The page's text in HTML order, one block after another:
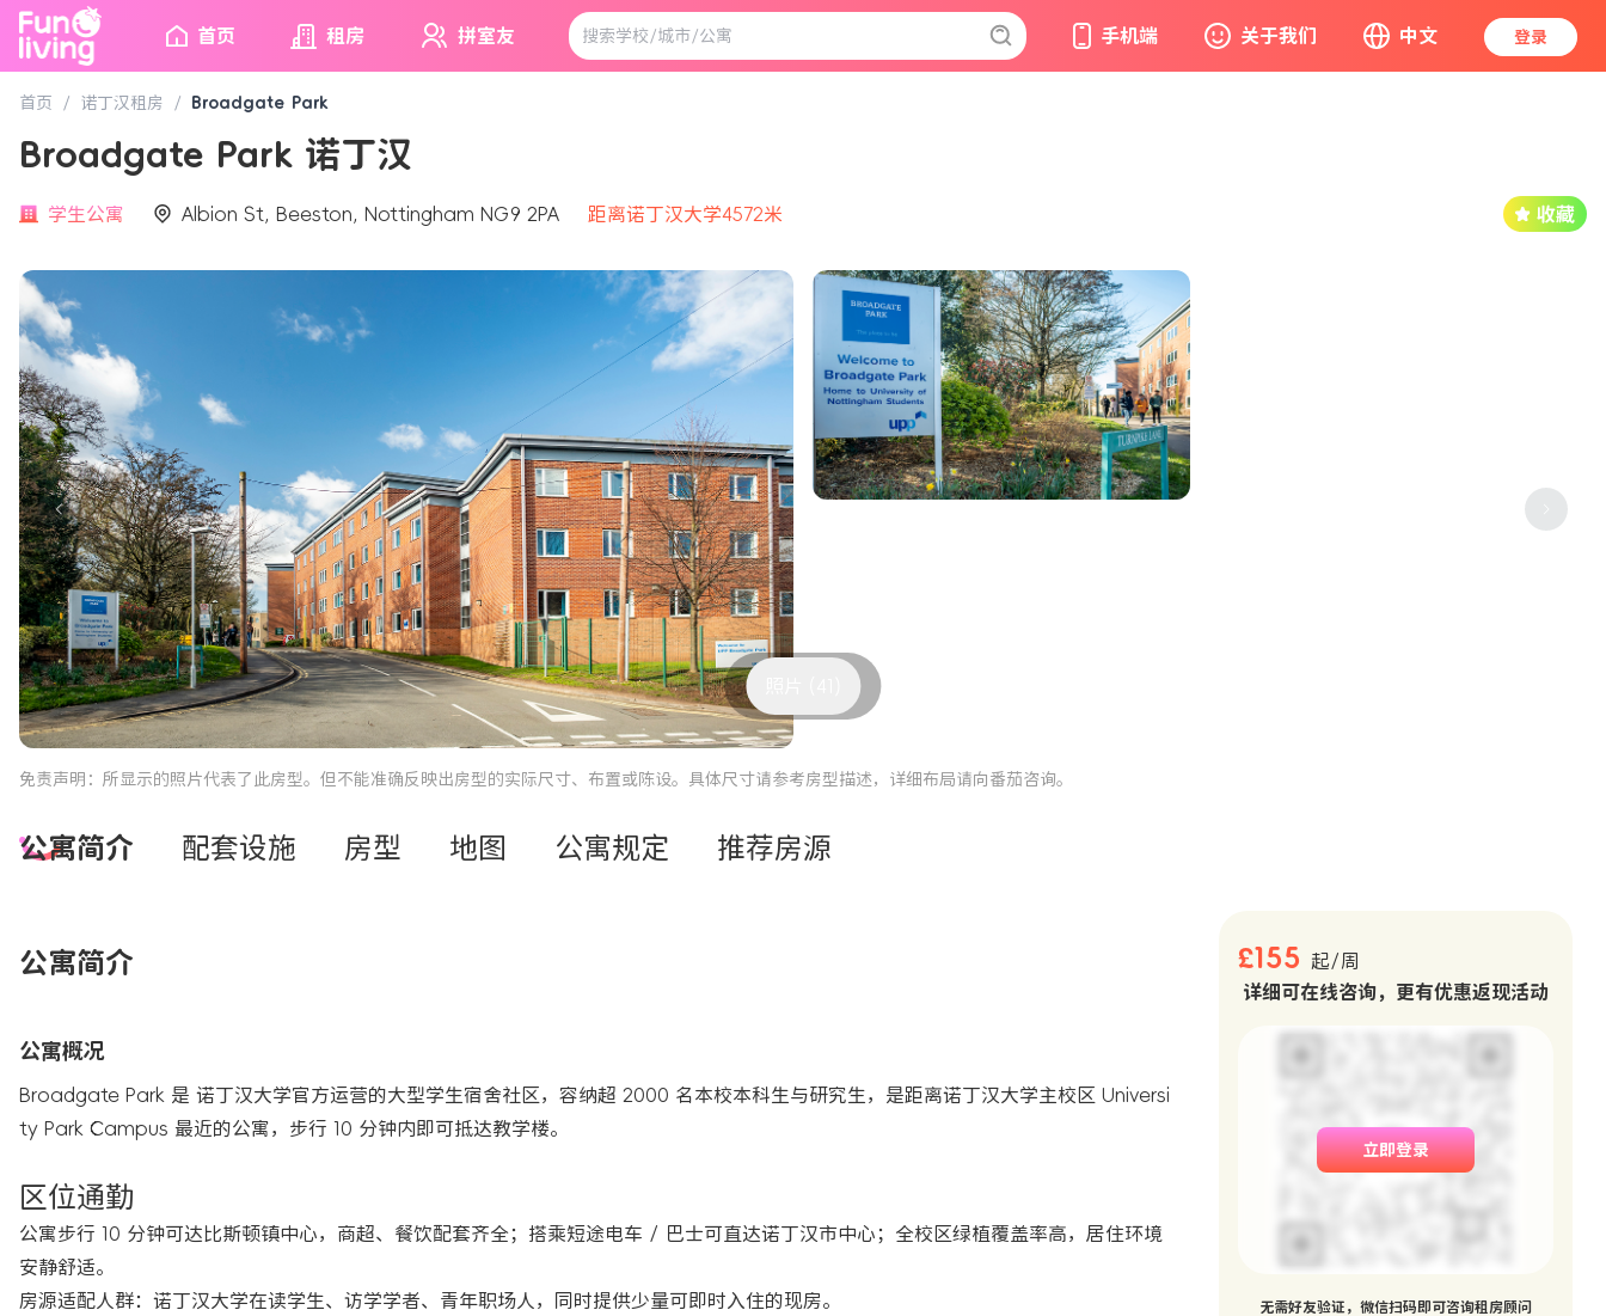
首页 租房 拼室友 手机端 关于我们 中文 登录
首页 / 诺丁汉租房 / Broadgate Park
Broadgate Park 诺丁汉
学生公寓 Albion St, Beeston, Nottingham NG9 2PA 距离诺丁汉大学4572米
免责声明：所显示的照片代表了此房型。但不能准确反映出房型的实际尺寸、布置或陈设。具体尺寸请参考房型描述，详细布局请向番茄咨询。
公寓简介 配套设施 房型 地图 公寓规定 推荐房源
公寓简介
公寓概况
Broadgate Park 是 诺丁汉大学官方运营的大型学生宿舍社区，容纳超 2000 名本校本科生与研究生，是距离诺丁汉大学主校区 Universi
ty Park Campus 最近的公寓，步行 10 分钟内即可抵达教学楼。
区位通勤
公寓步行 10 分钟可达比斯顿镇中心，商超、餐饮配套齐全；搭乘短途电车 / 巴士可直达诺丁汉市中心；全校区绿植覆盖率高，居住环境
安静舒适。
房源适配人群：诺丁汉大学在读学生、访学学者、青年职场人，同时提供少量可即时入住的现房。
£155
起/周
详细可在线咨询，更有优惠返现活动
立即登录
无需好友验证，微信扫码即可咨询租房顾问